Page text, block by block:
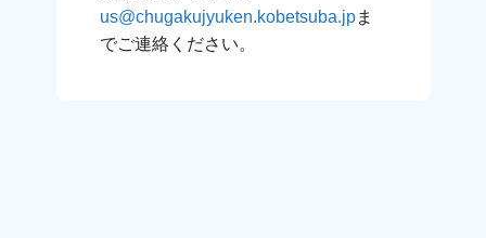
us@chugakujyuken.kobetsuba.jpま
でご連絡ください。